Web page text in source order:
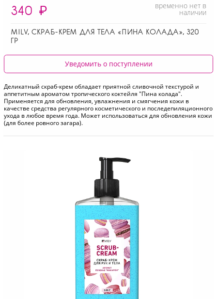
340 ₽ временно нет в
наличии
MILV, СКРАБ-КРЕМ ДЛЯ ТЕЛА «ПИНА КОЛАДА», 320
ГР
Уведомить о поступлении
Деликатный скраб-крем обладает приятной сливочной текстурой и
аппетитным ароматом тропического коктейля "Пина колада".
Применяется для обновления, увлажнения и смягчения кожи в
качестве средства регулярного косметического и последепиляционного
ухода в любое время года. Может использоваться для обновления кожи
(для более ровного загара).